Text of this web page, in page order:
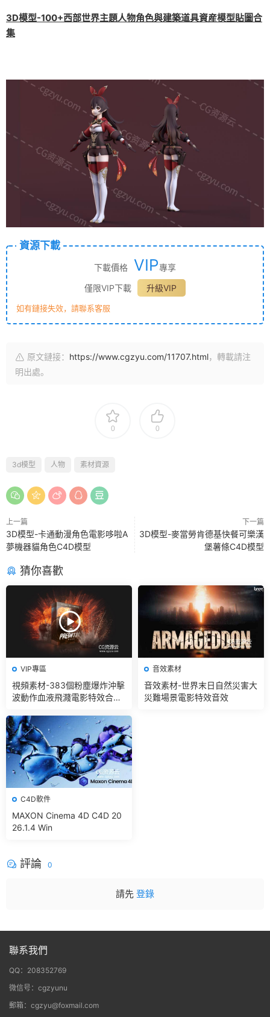
3D模型-100+西部世界主題人物角色與建築道具資産模型貼圖合
集
資源下載
下載價格 VIP專享
僅限VIP下載
升級VIP
如有鏈接失效，請聯系客服
原文鏈接： https://www.cgzyu.com/11707.html，轉載請注
明出處。
0 0
3d模型 人物 素材資源
上一篇
3D模型-卡通動漫角色電影哆啦A
夢機器貓角色C4D模型
下一篇
3D模型-麥當勞肯德基快餐可樂漢
堡薯條C4D模型
猜你喜歡
VIP專區
視頻素材-383個粉塵爆炸沖擊
波動作血液飛濺電影特效合成
音效素材
音效素材-世界末日自然災害大
災難場景電影特效音效
C4D軟件
MAXON Cinema 4D C4D 20
26.1.4 Win
評論 0
請先 登錄
聯系我們
QQ：208352769
微信号：cgzyunu
郵箱：cgzyu@foxmail.com